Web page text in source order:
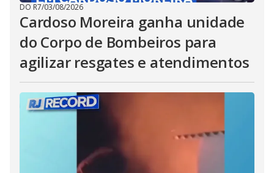
DO R7/03/08/2026
Cardoso Moreira ganha unidade
do Corpo de Bombeiros para
agilizar resgates e atendimentos